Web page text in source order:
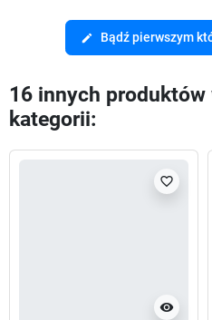
edit Bądź pierwszym
16 innych produktów
kategorii:
visibility
favorite_border